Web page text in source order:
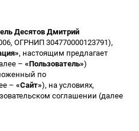
Десятов Дмитрий
ОГРНИП 304770000123791),
, настоящим предлагает
– «Пользователь»)
по
– «Сайт»), на условиях,
соглашении (далее